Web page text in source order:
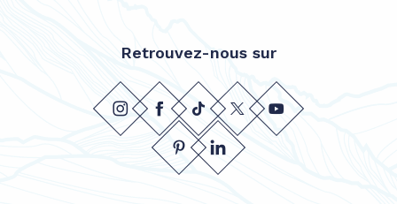
Retrouvez-nous sur